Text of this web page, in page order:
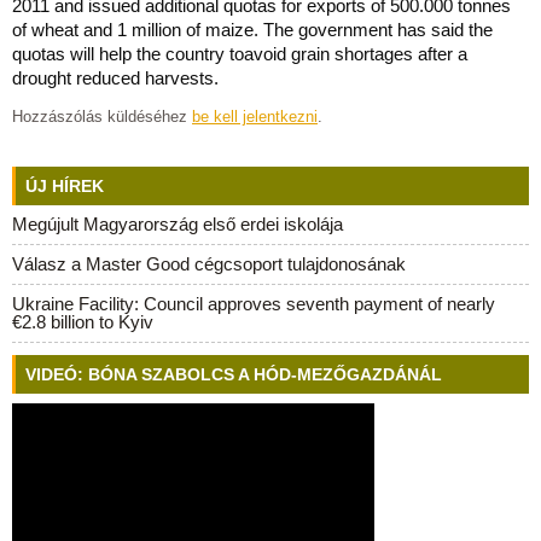
2011 and issued additional quotas for exports of 500.000 tonnes
of wheat and 1 million of maize. The government has said the
quotas will help the country toavoid grain shortages after a
drought reduced harvests.
Hozzászólás küldéséhez be kell jelentkezni.
ÚJ HÍREK
Megújult Magyarország első erdei iskolája
Válasz a Master Good cégcsoport tulajdonosának
Ukraine Facility: Council approves seventh payment of nearly
€2.8 billion to Kyiv
VIDEÓ: BÓNA SZABOLCS A HÓD-MEZŐGAZDÁNÁL